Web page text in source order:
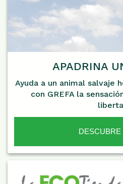
APADRINA
Ayuda a un animal salvaje
con GREFA la
DESCUBRE